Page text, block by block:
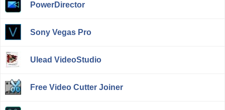
PowerDirector
Sony Vegas Pro
Ulead VideoStudio
Free Video Cutter Joiner